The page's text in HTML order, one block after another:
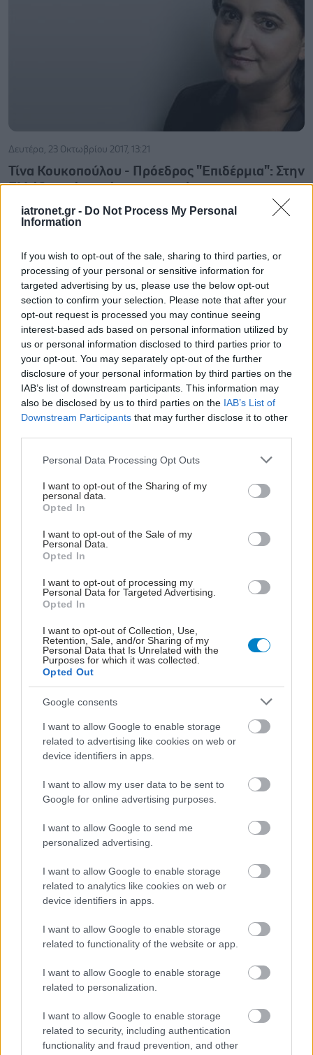
iatronet.gr - Do Not Process My Personal
Information
If you wish to opt-out of the sale, sharing to third parties, or
processing of your personal or sensitive information for
targeted advertising by us, please use the below opt-out
section to confirm your selection. Please note that after your
opt-out request is processed you may continue seeing
interest-based ads based on personal information utilized by
us or personal information disclosed to third parties prior to
your opt-out. You may separately opt-out of the further
disclosure of your personal information by third parties on the
IAB’s list of downstream participants. This information may
also be disclosed by us to third parties on the IAB’s List of
Downstream Participants that may further disclose it to other
Please note that this website/app uses one or more Google
not limited to your visit or usage behaviour. You may click to
grant or deny consent to Google and its third-party tags to
use your data for below specified purposes in below Google
consent section.
Personal Data Processing Opt Outs
I want to opt-out of the Sharing of my
personal data.
Opted In
I want to opt-out of the Sale of my
Personal Data.
Opted In
I want to opt-out of processing my
Personal Data for Targeted Advertising.
Opted In
I want to opt-out of Collection, Use,
Retention, Sale, and/or Sharing of my
Personal Data that Is Unrelated with the
Purposes for which it was collected.
Opted Out
Google consents
I want to allow Google to enable storage
related to advertising like cookies on web or
device identifiers in apps.
I want to allow my user data to be sent to
Google for online advertising purposes.
I want to allow Google to send me
personalized advertising.
I want to allow Google to enable storage
related to analytics like cookies on web or
device identifiers in apps.
I want to allow Google to enable storage
related to functionality of the website or app.
I want to allow Google to enable storage
related to personalization.
I want to allow Google to enable storage
related to security, including authentication
functionality and fraud prevention, and other
Δευτέρα, 23 Οκτωβρίου 2017, 13:21
Τίνα Κουκοπούλου - Πρόεδρος "Επιδέρμια": Στην
Ελλάδα υπάρχει άγνοια και σύγχυση για την
ψωρίαση!
Συνέντευξη με την πρόεδρο του Συλλόγου Ασθενών με
Κουκοπούλου.